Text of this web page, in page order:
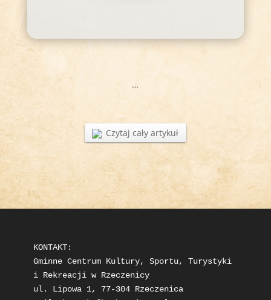
…
Czytaj cały artykuł
KONTAKT:
Gminne Centrum Kultury, Sportu, Turystyki
i Rekreacji w Rzeczenicy
ul. Lipowa 1, 77-304 Rzeczenica